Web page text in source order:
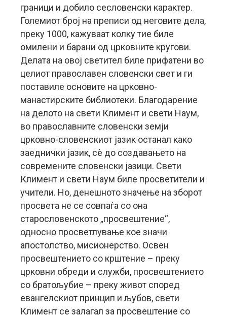
граници и добило сесловенски карактер.
Големиот број на преписи од неговите дела,
преку 1000, кажуваат колку тие биле
омилени и барани од црковните кругови.
Делата на овој светител биле прифатени во
целиот православен словенски свет и ги
поставиле основите на црковно-
манастирските библиотеки. Благодарение
на делото на свети Климент и свети Наум,
во православните словенски земји
црковно-словенскиот јазик останал како
заеднички јазик, сè до создавањето на
современите словенски јазици. Свети
Климент и свети Наум биле просветители и
учители. Но, денешното значење на зборот
просвета не се совпаѓа со она
старословенското „просвештение“,
односно просветлување кое значи
апостолство, мисионерство. Освен
просвештението со крштение – преку
црковни обреди и служби, просвештението
со братољубие – преку живот според
евангелскиот принцип и љубов, свети
Климент се залагал за просвештение со